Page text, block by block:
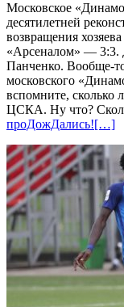
Московское
десятилетней
возвращения
«Арсеналом» — 3:3.
Панченко. Вообще-
московского
вспомните, сколько
ЦСКА. Ну что?
проДожДались![…]